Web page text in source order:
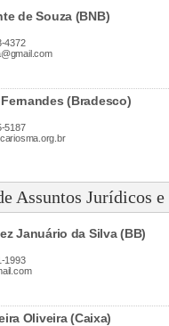
de Souza (BNB)
4372
(Bradesco)
5187
Assuntos Jurídicos
Januário da Silva (BB)
1993
Oliveira (Caixa)